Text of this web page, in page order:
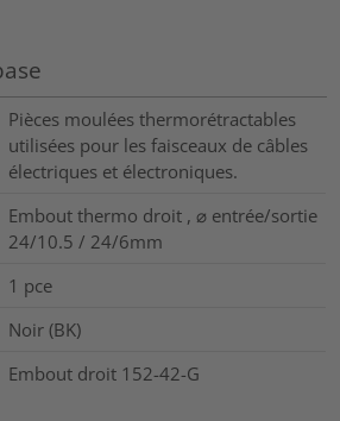
Pièces moulées thermorétractables
utilisées pour les faisceaux de câbles
électriques et électroniques.
Embout thermo droit , ⌀ entrée/sortie
24/10.5 / 24/6mm
1 pce
Noir (BK)
Embout droit 152-42-G